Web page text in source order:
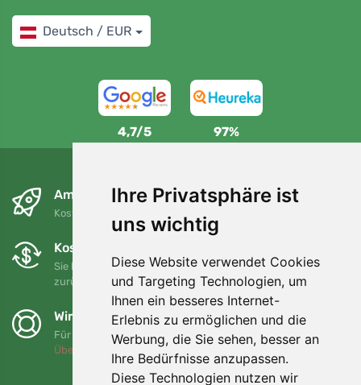
Ihre Privatsphäre ist
uns wichtig
Diese Website verwendet Cookies
und Targeting Technologien, um
Ihnen ein besseres Internet-
Erlebnis zu ermöglichen und die
Werbung, die Sie sehen, besser an
Ihre Bedürfnisse anzupassen.
Diese Technologien nutzen wir
Deutsch / EUR
4,7/5 97%
Am nächsten Tag und kostenlos
Kostenloser Versand für Bestellungen über 80 EUR
Kostenloser Umtausch und Rückgabe
Sie können Ihre Bestellung jederzeit innerhalb von 90 Tagen
zurückgeben oder umtauschen.
Wir unterstützen Trees.org
Für jede Bestellung pflanzen wir einen Baum! Mehr lesen
Über uns